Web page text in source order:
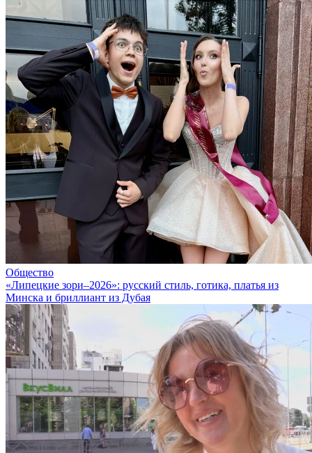
Общество
«Липецкие зори–2026»: русский стиль, готика, платья из
Минска и бриллиант из Дубая